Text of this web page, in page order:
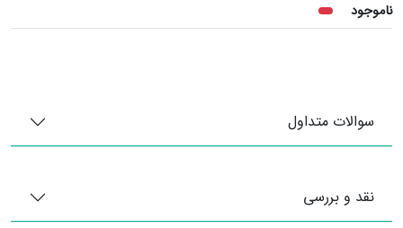
ناموجود
سوالات متداول
نقد و بررسی